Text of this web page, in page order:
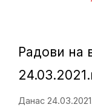
Радови на
Данас